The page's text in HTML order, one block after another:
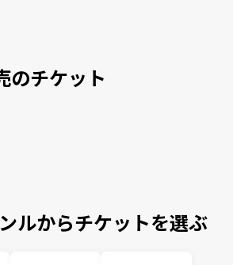
のチケット
ルからチケットを選ぶ